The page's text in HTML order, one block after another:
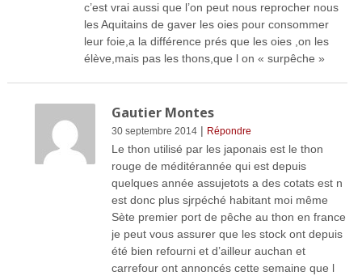
c’est vrai aussi que l’on peut nous reprocher nous
les Aquitains de gaver les oies pour consommer
leur foie,a la différence prés que les oies ,on les
élève,mais pas les thons,que l on « surpêche »
Gautier Montes
30 septembre 2014| Répondre
Le thon utilisé par les japonais est le thon
rouge de méditérannée qui est depuis
quelques année assujetots a des cotats est n
est donc plus sjrpéché habitant moi même
Sète premier port de pêche au thon en france
je peut vous assurer que les stock ont depuis
été bien refourni et d’ailleur auchan et
carrefour ont annoncés cette semaine que l